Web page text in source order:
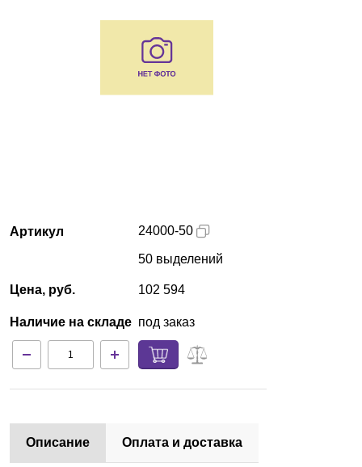
Партнеры
Контакты
Артикул
Цена, руб.
Наличие на складе
24000-50
50 выделений
102 594
под заказ
Описание Оплата и доставка